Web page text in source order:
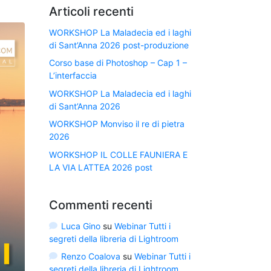
Articoli recenti
WORKSHOP La Maladecia ed i laghi
di Sant’Anna 2026 post-produzione
Corso base di Photoshop – Cap 1 –
L’interfaccia
WORKSHOP La Maladecia ed i laghi
di Sant’Anna 2026
WORKSHOP Monviso il re di pietra
2026
WORKSHOP IL COLLE FAUNIERA E
LA VIA LATTEA 2026 post
Commenti recenti
Luca Ginosu Webinar Tutti i
segreti della libreria di Lightroom
Renzo Coalova su Webinar Tutti i
segreti della libreria di Lightroom